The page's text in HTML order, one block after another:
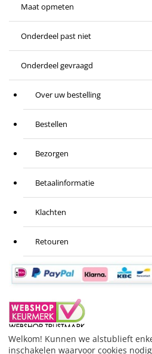
Maat opmeten
Onderdeel past niet
Onderdeel gevraagd
Over uw bestelling
Bestellen
Bezorgen
Betaalinformatie
Klachten
Retouren
BESTELLING HERROEPEN
Welkom! Kunnen we alstublieft
inschakelen waarvoor cookies